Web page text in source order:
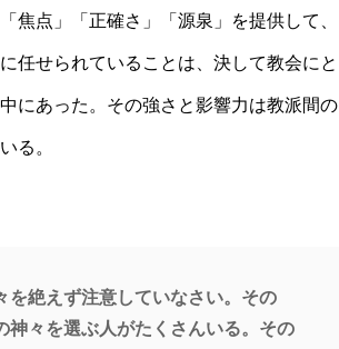
焦点」「正確さ」「源泉」を提供して、
任せられていることは、決して教会にと
にあった。その強さと影響力は教派間の
る。
を絶えず注意していなさい。その
神々を選ぶ人がたくさんいる。その